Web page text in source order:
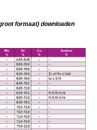
formaat) downloaden